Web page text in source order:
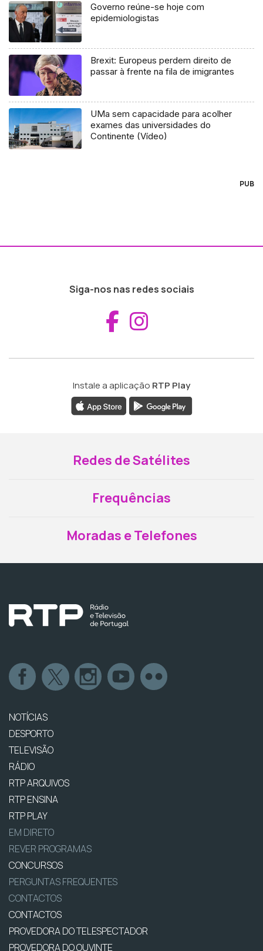
Governo reúne-se hoje com
epidemiologistas
Brexit: Europeus perdem direito de
passar à frente na fila de imigrantes
UMa sem capacidade para acolher
exames das universidades do
Continente (Vídeo)
PUB
Siga-nos nas redes sociais
Aceder ao
Instale a aplicação RTP Play
Redes de Satélites
Frequências
Moradas e Telefones
NOTÍCIAS
DESPORTO
TELEVISÃO
RÁDIO
RTP ARQUIVOS
RTP ENSINA
RTP PLAY
EM DIRETO
REVER PROGRAMAS
CONCURSOS
PERGUNTAS FREQUENTES
CONTACTOS
CONTACTOS
PROVEDORA DO TELESPECTADOR
PROVEDORA DO OUVINTE